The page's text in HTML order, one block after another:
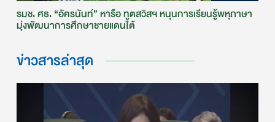
รมช. ศธ. “อัครนันท์” หารือ ทูตสวิสฯ หนุนการเรียนรู้พหุภาษา
มุ่งพัฒนาการศึกษาชายแดนใต้
ข่าวสารล่าสุด